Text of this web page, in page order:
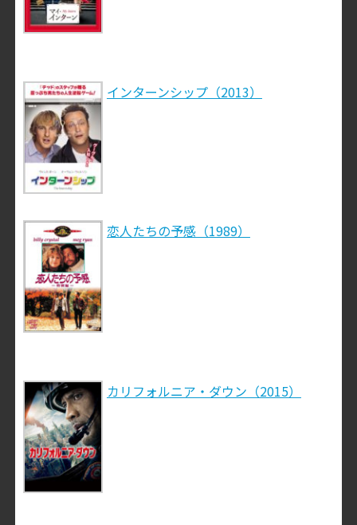
インターンシップ（2013）
恋人たちの予感（1989）
カリフォルニア・ダウン（2015）